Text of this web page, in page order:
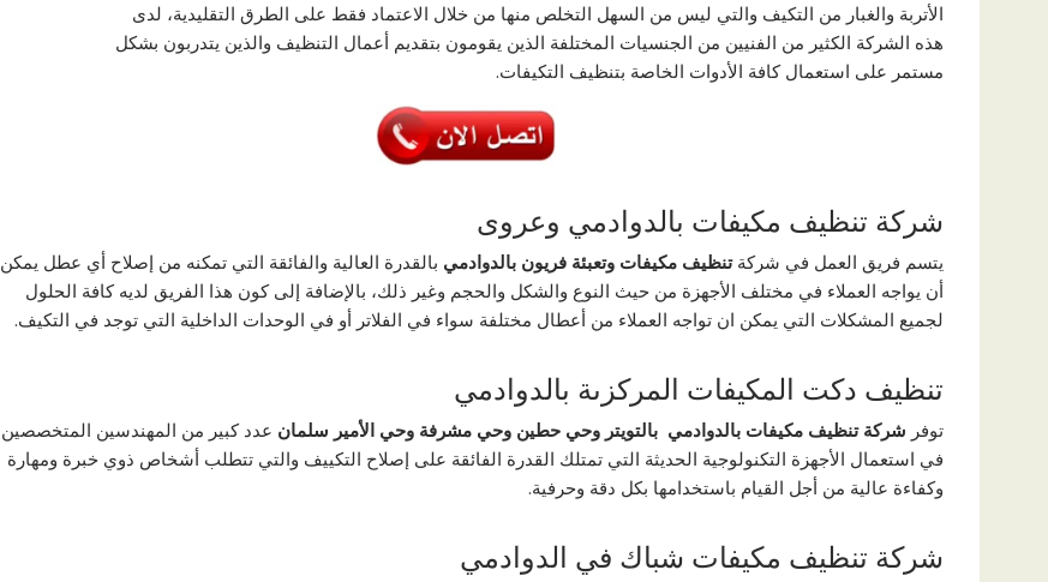
الأتربة والغبار من التكيف والتي ليس من السهل التخلص منها من خلال الاعتماد فقط على الطرق التقليدية، لدى
هذه الشركة الكثير من الفنيين من الجنسيات المختلفة الذين يقومون بتقديم أعمال التنظيف والذين يتدربون بشكل
مستمر على استعمال كافة الأدوات الخاصة بتنظيف التكيفات.
شركة تنظيف مكيفات بالدوادمي وعروى
يتسم فريق العمل في شركةتنظيف مكيفات وتعبئة فريون بالدوادمي بالقدرة العالية والفائقة التي تمكنه من إصلاح أي عطل يمكن
أن يواجه العملاء في مختلف الأجهزة من حيث النوع والشكل والحجم وغير ذلك، بالإضافة إلى كون هذا الفريق لديه كافة الحلول
لجميع المشكلات التي يمكن ان تواجه العملاء من أعطال مختلفة سواء في الفلاتر أو في الوحدات الداخلية التي توجد في التكيف.
تنظيف دكت المكيفات المركزىة بالدوادمي
توفر شركة تنظيف مكيفات بالدوادمي بالتويتر وحي حطين وحي مشرفة وحي الأمير سلمان عدد كبير من المهندسين المتخصصين
في استعمال الأجهزة التكنولوجية الحديثة التي تمتلك القدرة الفائقة على إصلاح التكييف والتي تتطلب أشخاص ذوي خبرة ومهارة
وكفاءة عالية من أجل القيام باستخدامها بكل دقة وحرفية.
شركة تنظيف مكيفات شباك في الدوادمي